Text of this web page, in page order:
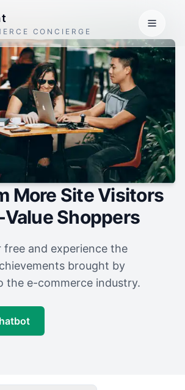
CONCIERGE
More Site Visitors
Shoppers
free and experience the
brought by
the e-commerce industry.